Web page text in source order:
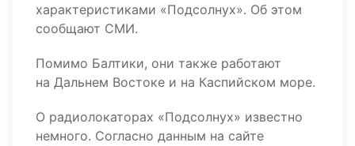
характеристиками «Подсолнух». Об этом
сообщают СМИ.
Помимо Балтики, они также работают
на Дальнем Востоке и на Каспийском море.
О радиолокаторах «Подсолнух» известно
немного. Согласно данным на сайте